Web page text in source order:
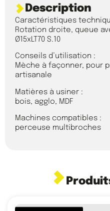
Description
Caractéristiques
Rotation droite, queue
Ø15xLT70 S.10
Conseils d’utilisation :
Mèche à façonner, pour
artisanale
Matières à usiner :
bois, agglo, MDF
Machines compatibles :
perceuse multibroches